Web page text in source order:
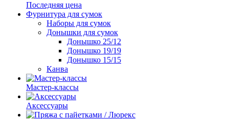
Последняя цена
Фурнитура для сумок
Наборы для сумок
Донышки для сумок
Донышко 25/12
Донышко 19/19
Донышко 15/15
Канва
Мастер-классы
Аксессуары